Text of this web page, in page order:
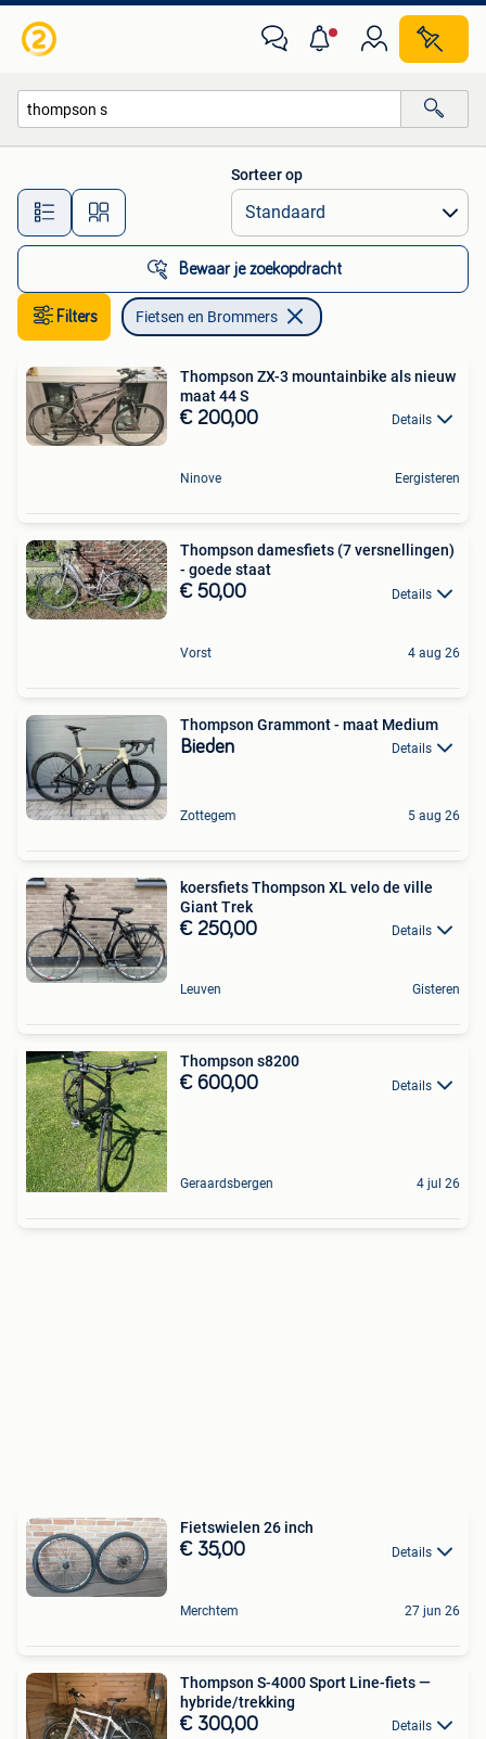
Alle afstanden…
Sorteer op
Bewaar je zoekopdracht
Filters Fietsen en Brommers
Thompson ZX-3 mountainbike als nieuw
maat 44 S
€ 200,00 Details
Ninove Eergisteren
Thompson damesfiets (7 versnellingen)
- goede staat
€ 50,00 Details
Vorst 4 aug 26
Thompson Grammont - maat Medium
Bieden Details
Zottegem 5 aug 26
koersfiets Thompson XL velo de ville
Giant Trek
€ 250,00 Details
Leuven Gisteren
Thompson s8200
€ 600,00 Details
Geraardsbergen 4 jul 26
Fietswielen 26 inch
€ 35,00 Details
Merchtem 27 jun 26
Thompson S-4000 Sport Line-fiets —
hybride/trekking
€ 300,00 Details